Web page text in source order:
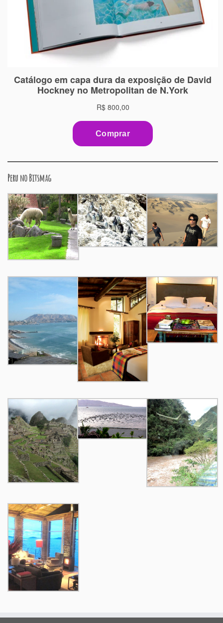
Peru no Bitsmag